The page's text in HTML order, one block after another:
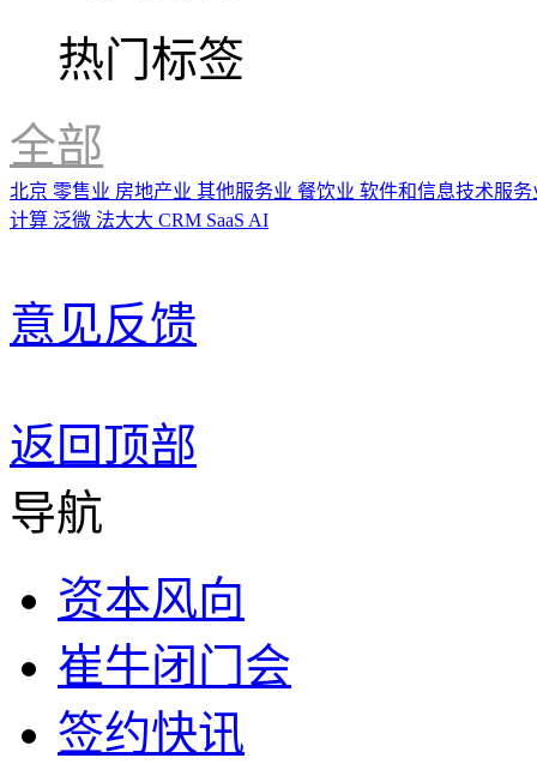
热门标签
全部
北京 零售业 房地产业 其他服务业 餐饮业 软件和信息技术服
计算 泛微 法大大 CRM SaaS AI
意见反馈
返回顶部
导航
资本风向
崔牛闭门会
签约快讯